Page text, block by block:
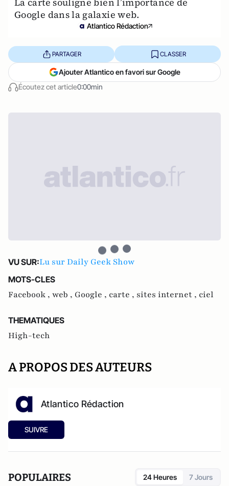
Google dans la galaxie web.
Atlantico Rédaction
Écoutez cet article0:00min
PARTAGER CLASSER
Ajouter Atlantico en favori sur Google
VU SUR:Lu sur Daily Geek Show
MOTS-CLES
Facebook , web , Google , carte , sites internet , ciel
THEMATIQUES
High-tech
A PROPOS DES AUTEURS
Atlantico Rédaction
SUIVRE
POPULAIRES 24 Heures 7 Jours